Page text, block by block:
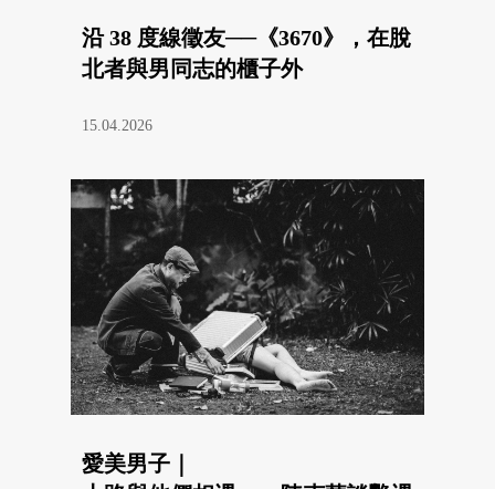
沿 38 度線徵友──《3670》，在脫
北者與男同志的櫃子外
15.04.2026
愛美男子｜